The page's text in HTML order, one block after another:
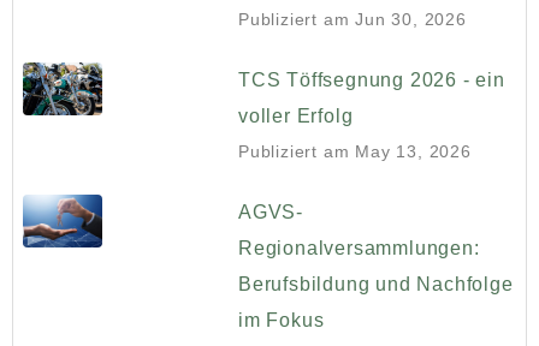
Publiziert am Jun 30, 2026
TCS Töffsegnung 2026 - ein
voller Erfolg
Publiziert am May 13, 2026
AGVS-
Regionalversammlungen:
Berufsbildung und Nachfolge
im Fokus